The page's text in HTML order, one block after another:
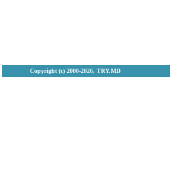
Copyright (с) 2000-2026, TRY.MD